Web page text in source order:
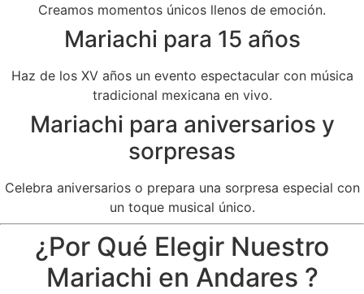
Creamos momentos únicos llenos de emoción.
Mariachi para 15 años
Haz de los XV años un evento espectacular con música
tradicional mexicana en vivo.
Mariachi para aniversarios y
sorpresas
Celebra aniversarios o prepara una sorpresa especial con
un toque musical único.
¿Por Qué Elegir Nuestro
Mariachi en Andares ?